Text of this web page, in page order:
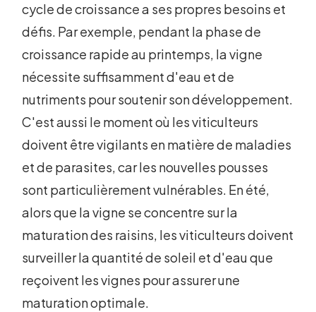
cycle de croissance a ses propres besoins et
défis. Par exemple, pendant la phase de
croissance rapide au printemps, la vigne
nécessite suffisamment d'eau et de
nutriments pour soutenir son développement.
C'est aussi le moment où les viticulteurs
doivent être vigilants en matière de maladies
et de parasites, car les nouvelles pousses
sont particulièrement vulnérables. En été,
alors que la vigne se concentre sur la
maturation des raisins, les viticulteurs doivent
surveiller la quantité de soleil et d'eau que
reçoivent les vignes pour assurer une
maturation optimale.